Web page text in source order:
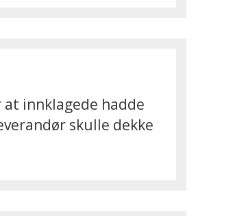
innklagede hadde
skulle dekke